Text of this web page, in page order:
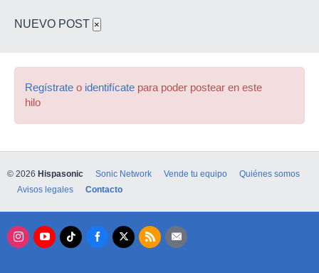
NUEVO POST ×
Regístrate o identifícate para poder postear en este
hilo
© 2026 Hispasonic Sonic Network Vende tu equipo
Quiénes somos
Avisos legales
Contacto